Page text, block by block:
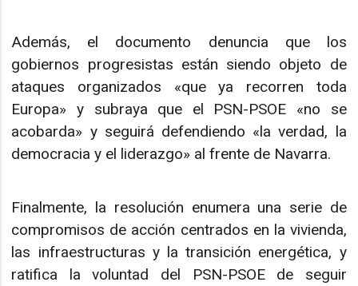
Además, el documento denuncia que los
gobiernos progresistas están siendo objeto de
ataques organizados «que ya recorren toda
Europa» y subraya que el PSN-PSOE «no se
acobarda» y seguirá defendiendo «la verdad, la
democracia y el liderazgo» al frente de Navarra.
Finalmente, la resolución enumera una serie de
compromisos de acción centrados en la vivienda,
las infraestructuras y la transición energética, y
ratifica la voluntad del PSN-PSOE de seguir